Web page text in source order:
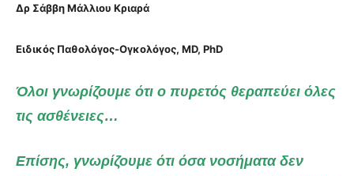
Δρ Σάββη Μάλλιου Κριαρά
Ειδικός Παθολόγος-Ογκολόγος, MD, PhD
Όλοι γνωρίζουμε ότι ο πυρετός θεραπεύει όλες
τις ασθένειες…
Επίσης, γνωρίζουμε ότι όσα νοσήματα δεν